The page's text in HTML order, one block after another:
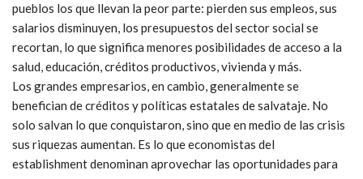
pueblos los que llevan la peor parte: pierden sus empleos, sus
salarios disminuyen, los presupuestos del sector social se
recortan, lo que significa menores posibilidades de acceso a la
salud, educación, créditos productivos, vivienda y más.
Los grandes empresarios, en cambio, generalmente se
benefician de créditos y políticas estatales de salvataje. No
solo salvan lo que conquistaron, sino que en medio de las crisis
sus riquezas aumentan. Es lo que economistas del
establishment denominan aprovechar las oportunidades para